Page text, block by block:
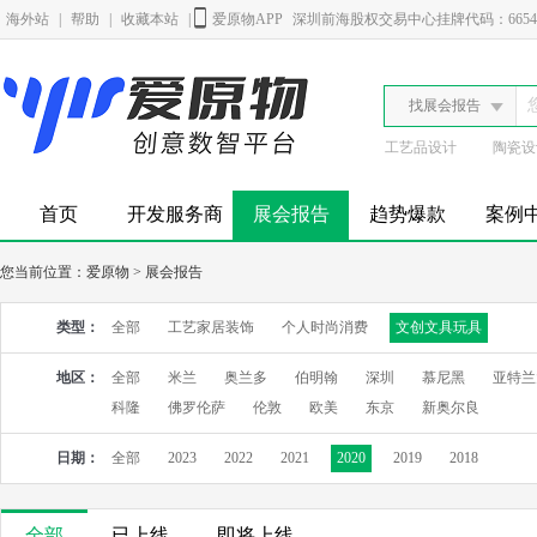
海外站 帮助 收藏本站 爱原物APP 深圳前海股权交易中心挂牌代码：
找展会报告
工艺品设计 陶瓷
首页 开发服务商 展会报告 趋势爆款 案例
您当前位置： 爱原物 > 展会报告
类型： 全部 工艺家居装饰 个人时尚消费 文创文具玩具
地区： 全部 米兰 奥兰多 伯明翰 深圳 慕尼黑
亚特
科隆
佛罗伦萨 伦敦 欧美 东京 新奥尔良
日期： 全部 2023 2022 2021 2020 2019 2018